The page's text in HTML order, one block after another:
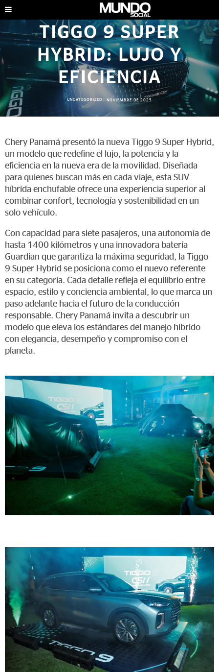
TIGGO 9 SUPER
HYBRID: LUJO Y
EFICIENCIA
UNCATEGORIZED NOVIEMBRE DE 2025
Chery Panamá presentó la nueva Tiggo 9 Super Hybrid,
un modelo que redefine el lujo, la potencia y la
eficiencia en la nueva era de la movilidad. Diseñada
para quienes buscan más en cada viaje, esta SUV
híbrida enchufable ofrece una experiencia superior al
combinar confort, tecnología y sostenibilidad en un
solo vehículo.
Con capacidad para siete pasajeros, una autonomía de
hasta 1400 kilómetros y una innovadora batería
Guardian que garantiza la máxima seguridad, la Tiggo
9 Super Hybrid se posiciona como el nuevo referente
en su categoría. Cada detalle refleja el equilibrio entre
espacio, estilo y conciencia ambiental, lo que marca un
paso adelante hacia el futuro de la conducción
responsable. Chery Panamá invita a descubrir un
modelo que eleva los estándares del manejo híbrido
con elegancia, desempeño y compromiso con el
planeta.